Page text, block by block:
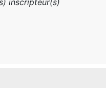
inscripteur(s)